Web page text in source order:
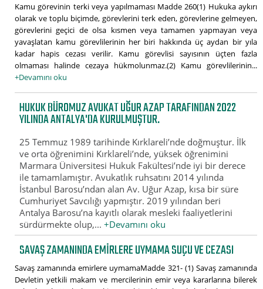
Kamu görevinin terki veya yapılmaması Madde 260(1) Hukuka aykırı
olarak ve toplu biçimde, görevlerini terk eden, görevlerine gelmeyen,
görevlerini geçici de olsa kısmen veya tamamen yapmayan veya
yavaşlatan kamu görevlilerinin her biri hakkında üç aydan bir yıla
kadar hapis cezası verilir. Kamu görevlisi sayısının üçten fazla
olmaması halinde cezaya hükmolunmaz.(2) Kamu görevlilerinin...
+Devamını oku
HUKUK BÜROMUZ AVUKAT UĞUR AZAP TARAFINDAN 2022
YILINDA ANTALYA'DA KURULMUŞTUR.
25 Temmuz 1989 tarihinde Kırklareli’nde doğmuştur. İlk
ve orta öğrenimini Kırklareli’nde, yüksek öğrenimini
Marmara Üniversitesi Hukuk Fakültesi’nde iyi bir derece
ile tamamlamıştır. Avukatlık ruhsatını 2014 yılında
İstanbul Barosu’ndan alan Av. Uğur Azap, kısa bir süre
Cumhuriyet Savcılığı yapmıştır. 2019 yılından beri
Antalya Barosu’na kayıtlı olarak mesleki faaliyetlerini
sürdürmekte olup,...+Devamını oku
SAVAŞ ZAMANINDA EMIRLERE UYMAMA SUÇU VE CEZASI
Savaş zamanında emirlere uymamaMadde 321- (1) Savaş zamanında
Devletin yetkili makam ve mercilerinin emir veya kararlarına bilerek